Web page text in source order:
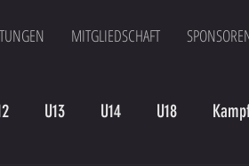
MITGLIEDSCHAFT
U13 U14 U18